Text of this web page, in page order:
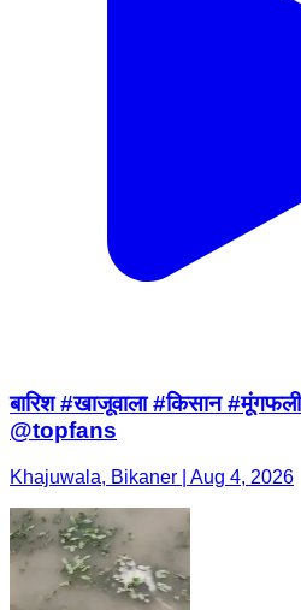
बारिश #खाजूवाला #किसान
@topfans
Khajuwala, Bikaner | Aug 4, 2026